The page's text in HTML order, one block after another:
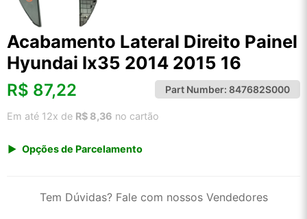
Acabamento Lateral Direito Painel
Hyundai Ix35 2014 2015 16
R$ 87,22 Part Number: 847682S000
Em até 12x de R$ 8,36 no cartão
Opções de Parcelamento
2x de R$ 46,75Tem Dúvidas? Fale com nossos Vendedores